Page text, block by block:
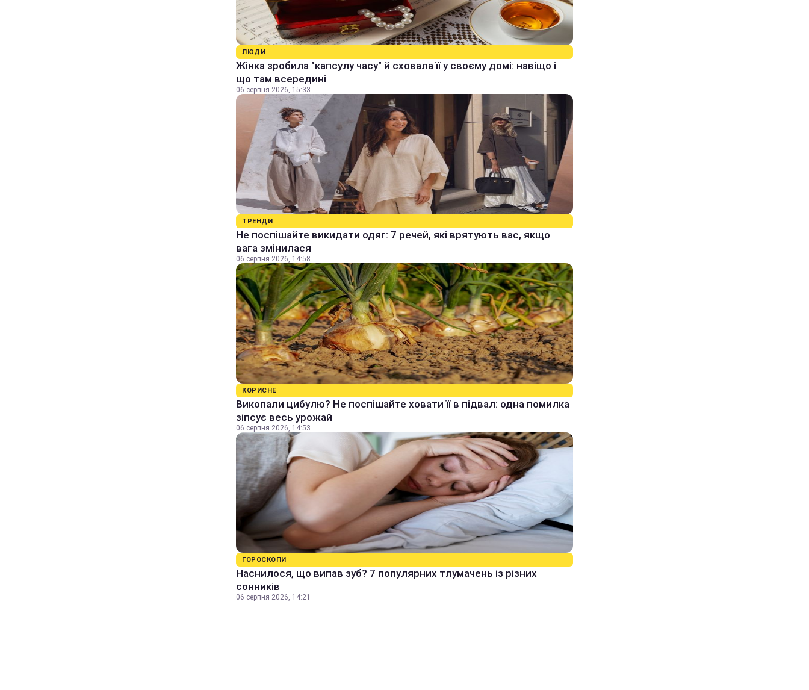
ЛЮДИ
Жінка зробила "капсулу часу" й сховала її у своєму домі: навіщо і
що там всередині
06 серпня 2026, 15:33
ТРЕНДИ
Не поспішайте викидати одяг: 7 речей, які врятують вас, якщо
вага змінилася
06 серпня 2026, 14:58
КОРИСНЕ
Викопали цибулю? Не поспішайте ховати її в підвал: одна помилка
зіпсує весь урожай
06 серпня 2026, 14:53
ГОРОСКОПИ
Наснилося, що випав зуб? 7 популярних тлумачень із різних
сонників
06 серпня 2026, 14:21